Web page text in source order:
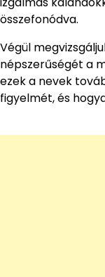
összefonódva.
Végül
népszerűségét a
ezek a nevek
figyelmét, és